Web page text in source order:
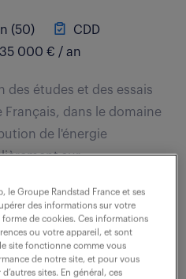
(50)
CDD
000 € / an
des études et des essais
dans le domaine
de l'énergie
sur...
le Groupe Randstad France et ses
des informations sur votre
de cookies. Ces informations
ou votre appareil, et sont
site fonctionne comme vous
de notre site, et pour vous
sites. En général, ces